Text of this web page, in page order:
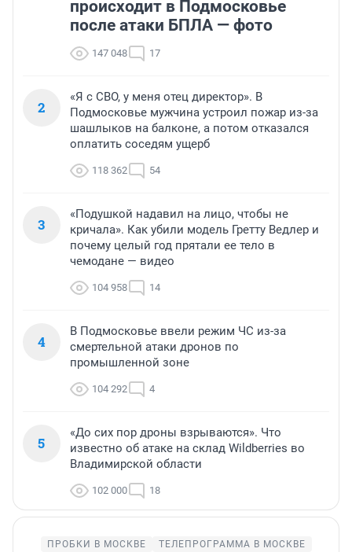
происходит в Подмосковье
после атаки БПЛА — фото
147 048 17
2
«Я с СВО, у меня отец директор». В
Подмосковье мужчина устроил пожар из-за
шашлыков на балконе, а потом отказался
оплатить соседям ущерб
118 362 54
3
«Подушкой надавил на лицо, чтобы не
кричала». Как убили модель Гретту Ведлер и
почему целый год прятали ее тело в
чемодане — видео
104 958 14
4
В Подмосковье ввели режим ЧС из-за
смертельной атаки дронов по
промышленной зоне
104 292 4
5
«До сих пор дроны взрываются». Что
известно об атаке на склад Wildberries во
Владимирской области
102 000 18
ПРОБКИ В МОСКВЕ
ТЕЛЕПРОГРАММА В МОСКВЕ